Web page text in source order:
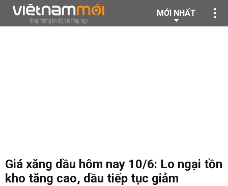
MỚI NHẤT
Giá xăng dầu hôm nay 10/6: Lo ngại tồn
kho tăng cao, dầu tiếp tục giảm